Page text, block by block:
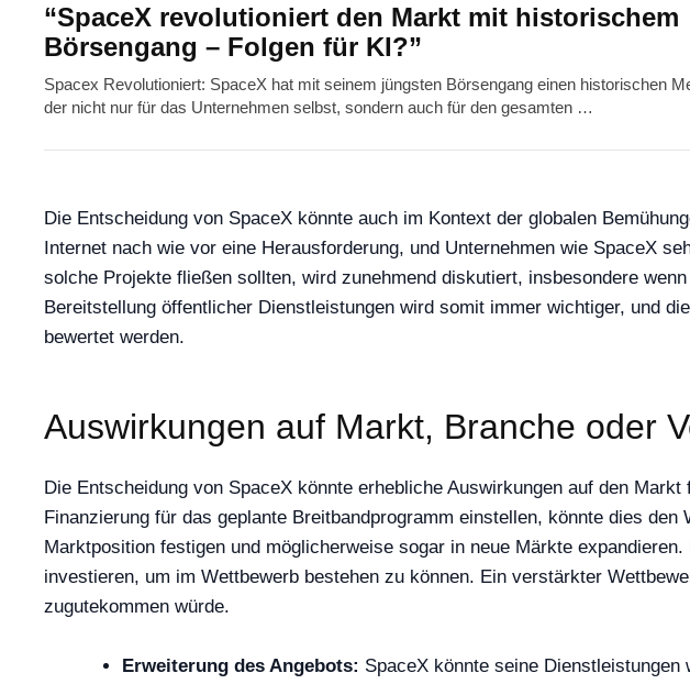
“SpaceX revolutioniert den Markt mit historischem
Börsengang – Folgen für KI?”
Spacex Revolutioniert: SpaceX hat mit seinem jüngsten Börsengang einen historischen
der nicht nur für das Unternehmen selbst, sondern auch für den gesamten …
Die Entscheidung von SpaceX könnte auch im Kontext der globalen
Internet nach wie vor eine Herausforderung, und Unternehmen wie SpaceX
solche Projekte fließen sollten, wird zunehmend diskutiert, insbesondere
Bereitstellung öffentlicher Dienstleistungen wird somit immer wichtiger, und
bewertet werden.
Auswirkungen auf Markt, Branche oder
Die Entscheidung von SpaceX könnte erhebliche Auswirkungen auf den
Finanzierung für das geplante Breitbandprogramm einstellen, könnte dies
Marktposition festigen und möglicherweise sogar in neue Märkte
investieren, um im Wettbewerb bestehen zu können. Ein verstärkter
zugutekommen würde.
Erweiterung des Angebots: SpaceX könnte seine Dienstleistungen